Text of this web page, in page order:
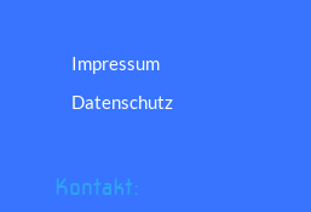
Impressum
Datenschutz
Kontakt: